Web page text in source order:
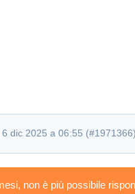
dic 2025 a 06:55 (#1971366)
non è più possibile